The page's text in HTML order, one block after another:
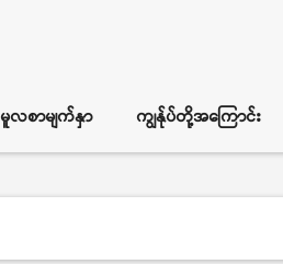
မူလစာမျက်နှာ ကျွန်ုပ်တို့အကြောင်း